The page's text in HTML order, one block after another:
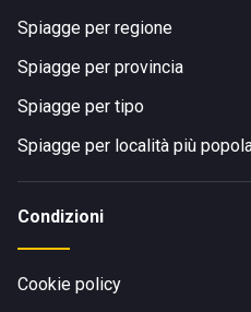
Spiagge per regione
Spiagge per provincia
Spiagge per tipo
Spiagge per località più
Condizioni
Cookie policy